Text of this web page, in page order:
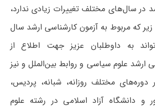
در سال‌های مختلف تغییرات زیادی ندارد،
که مربوط به آزمون کارشناسی ارشد سال
به داوطلبان عزیز جهت اطلاع از
ارشد علوم سیاسی و روابط بین‌الملل و نیز
دوره‌های مختلف روزانه، شبانه، پردیس،
و دانشگاه آزاد اﺳﻼمی در رشته علوم